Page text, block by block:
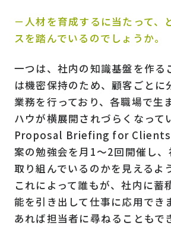
－人材を育成するに当たって、
スを踏んでいるのでしょうか。
一つは、社内の知識基盤を作る
は機密保持のため、顧客ごとに
業務を行っており、各職場で生
ハウが横展開されづらくなって
Proposal Briefing for Clients
案の勉強会を月1～2回開催し
取り組んでいるのかを見えるよ
これによって誰もが、社内に蓄
能を引き出して仕事に応用でき
あれば担当者に尋ねることもで